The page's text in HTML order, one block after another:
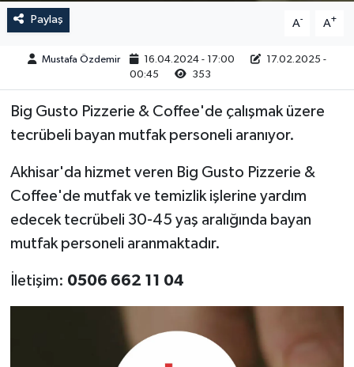
Paylaş A- A+
Mustafa Özdemir 16.04.2024 - 17:00
17.02.2025 -
00:45
353
Big Gusto Pizzerie & Coffee'de çalışmak üzere
tecrübeli bayan mutfak personeli aranıyor.
Akhisar'da hizmet veren Big Gusto Pizzerie &
Coffee'de mutfak ve temizlik işlerine yardım
edecek tecrübeli 30-45 yaş aralığında bayan
mutfak personeli aranmaktadır.
İletişim: 0506 662 11 04
Akhisar Emlak
Ülke
Etiketler
Röportaj
Dünya
Yaşam
Kadın
Yerel Haber
Ülke